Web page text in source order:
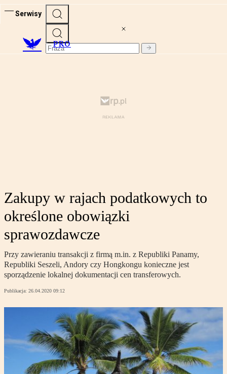
Serwisy
PRO
Zakupy w rajach podatkowych to
określone obowiązki
sprawozdawcze
Przy zawieraniu transakcji z firmą m.in. z Republiki Panamy,
Republiki Seszeli, Andory czy Hongkongu konieczne jest
sporządzenie lokalnej dokumentacji cen transferowych.
Publikacja: 26.04.2020 09:12